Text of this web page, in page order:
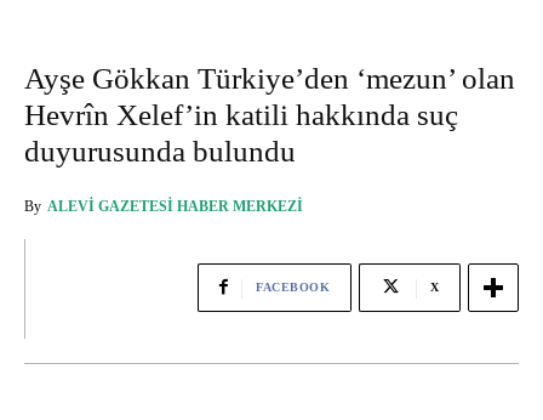
Ayşe Gökkan Türkiye’den ‘mezun’ olan
Hevrîn Xelef’in katili hakkında suç
duyurusunda bulundu
By ALEVI GAZETESI HABER MERKEZI
FACEBOOK X